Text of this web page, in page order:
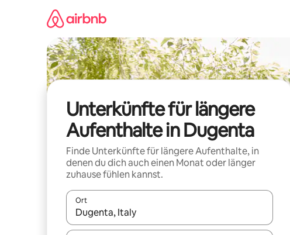
Unterkünfte für längere
Aufenthalte in Dugenta
Finde Unterkünfte für längere Aufenthalte, in
denen du dich auch einen Monat oder länger
zuhause fühlen kannst.
Ort
Wenn Ergebnisse verfügbar sind, navigiere mit den